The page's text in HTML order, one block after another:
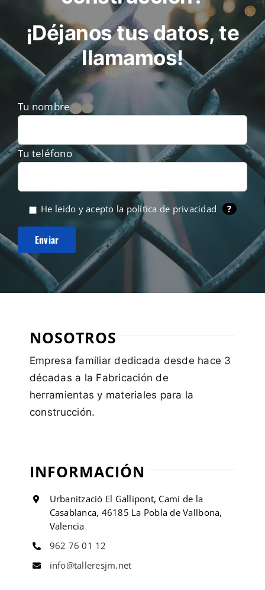
¡Déjanos tus datos, te
llamamos!
Tu nombre
Tu teléfono
He leido y acepto la política de privacidad ?
NOSOTROS
Empresa familiar dedicada desde hace 3
décadas a la Fabricación de
herramientas y materiales para la
construcción.
INFORMACIÓN
Urbanització El Gallipont, Camí de la
Casablanca, 46185 La Pobla de Vallbona,
Valencia
962 76 01 12
info@talleresjm.net